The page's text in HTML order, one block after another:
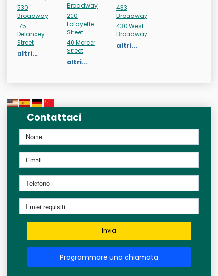
530
Broadway
175
Delancey
Street
altri...
Broadway
200
Lafayette
Street
40 Mercer
Street
altri...
433
Broadway
430 West
Broadway
altri...
Contattaci
Invia
Programmare una chiamata